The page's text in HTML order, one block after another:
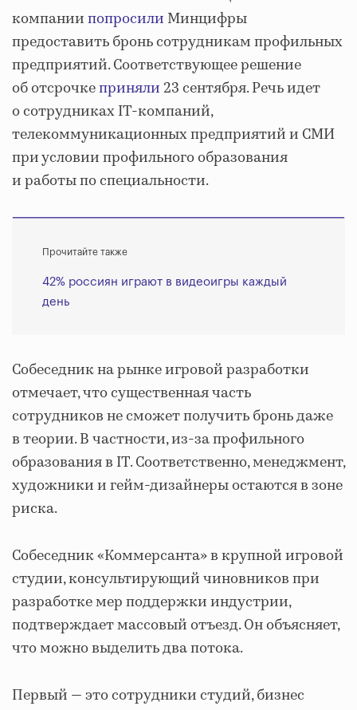
компаниипопросили Минцифры
предоставить бронь сотрудникам профильных
предприятий. Соответствующее решение
об отсрочкеприняли23 сентября. Речь идет
о сотрудниках IT-компаний,
телекоммуникационных предприятий и СМИ
при условии профильного образования
и работы по специальности.
Прочитайте также
42% россиян играют в видеоигры каждый
день
Собеседник на рынке игровой разработки
отмечает, что существенная часть
сотрудников не сможет получить бронь даже
в теории. В частности, из-за профильного
образования в IT. Соответственно, менеджмент,
художники и гейм-дизайнеры остаются в зоне
риска.
Собеседник «Коммерсанта» в крупной игровой
студии, консультирующий чиновников при
разработке мер поддержки индустрии,
подтверждает массовый отъезд. Он объясняет,
что можно выделить два потока.
Первый — это сотрудники студий, бизнес